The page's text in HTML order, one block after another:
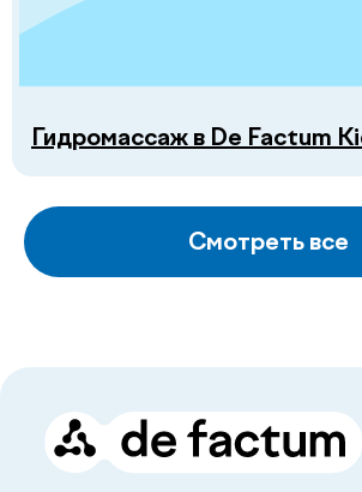
Гидромассаж в De Factum